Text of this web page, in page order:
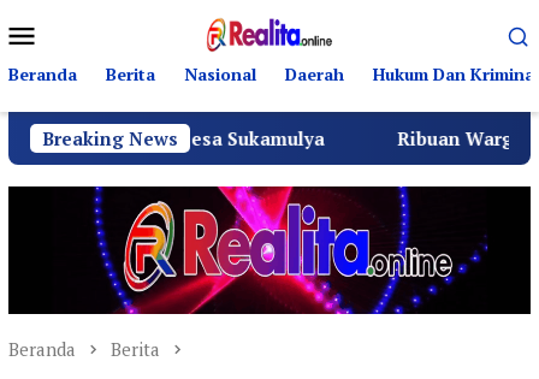
ke
kontenMobile
Beranda Berita Nasional Daerah Hukum Dan Kriminal
Breaking News
Desa Sukamulya Ribuan Warga Sukamulya
Beranda Berita